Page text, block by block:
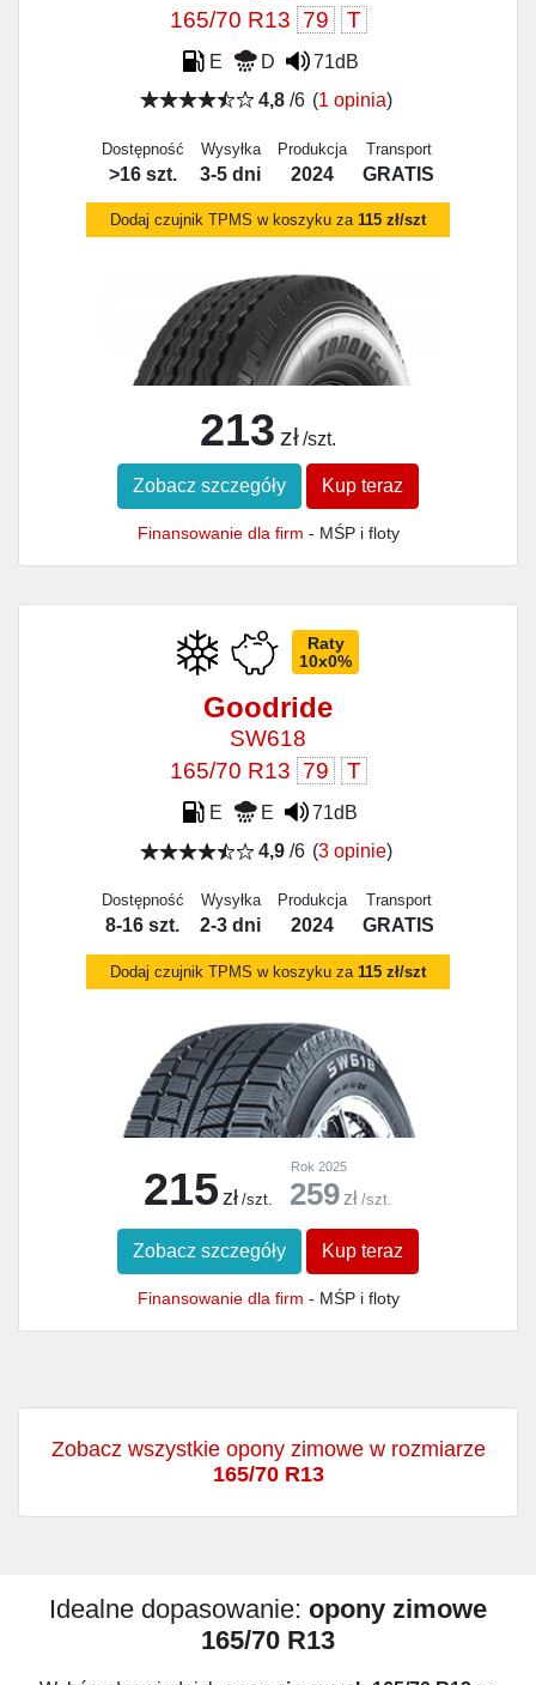
165/70 R13 79 T
E D
71dB
4,8/6 (1 opinia)
Dostępność
>16 szt.
Wysyłka
3-5 dni
Produkcja
2024
Transport
GRATIS
Dodaj czujnik TPMS w koszyku za 115 zł/szt
213 zł /szt.
Zobacz szczegóły Kup teraz
Finansowanie dla firm - MŚP i floty
Raty
10x0%
Goodride
SW618
165/70 R13 79 T
E E
71dB
4,9/6 (3 opinie)
Dostępność
8-16 szt.
Wysyłka
2-3 dni
Produkcja
2024
Transport
GRATIS
Dodaj czujnik TPMS w koszyku za 115 zł/szt
215 zł /szt.
Rok 2025
259zł /szt.
Zobacz szczegóły Kup teraz
Finansowanie dla firm - MŚP i floty
Zobacz wszystkie opony zimowe w rozmiarze
165/70 R13
Idealne dopasowanie: opony zimowe
165/70 R13